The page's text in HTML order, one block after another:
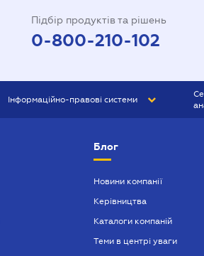
інтересів в суді
Довіреність на реєстрацію
майном
Договір купівлі-продажу
Підбір продуктів та рішень
0-800-210-102
Інформаційно-правові системи
БУХГАЛТЕР ПРОФ
Блог
Новини компанії
Керівництва
Каталоги компаній
Теми в центрі уваги